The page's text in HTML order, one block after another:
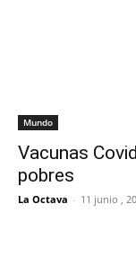
Mundo
Vacunas
pobres
La Octava - 11 junio ,